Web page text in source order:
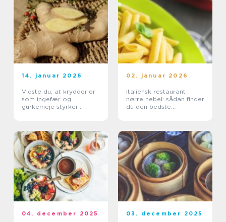
14. januar 2026
Vidste du, at krydderier
som ingefær og
gurkemeje styrker
02. januar 2026
Italiensk restaurant
nørre nebel: sådan finder
du den bedste
04. december 2025 03. december 2025